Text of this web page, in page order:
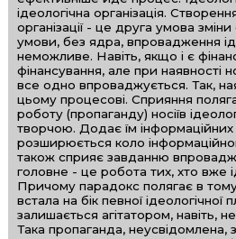
ідеологічна організація.
організації - це друга умова
умови, без ядра, впровадження
неможливе. Навіть, якщо і є
фінансування, але при наявності
все одно впроваджується. Так,
цьому процесові. Сприяння
роботу (пропаганду) носіїв
творчою. Додає їм інформаційних
розширюється коло
також сприяє завданню
головне - це робота тих, хто вже
Причому парадокс полягає в
встала на бік певної ідеологічної
залишається агітатором, навіть,
Така пропаганда, неусвідомлена,